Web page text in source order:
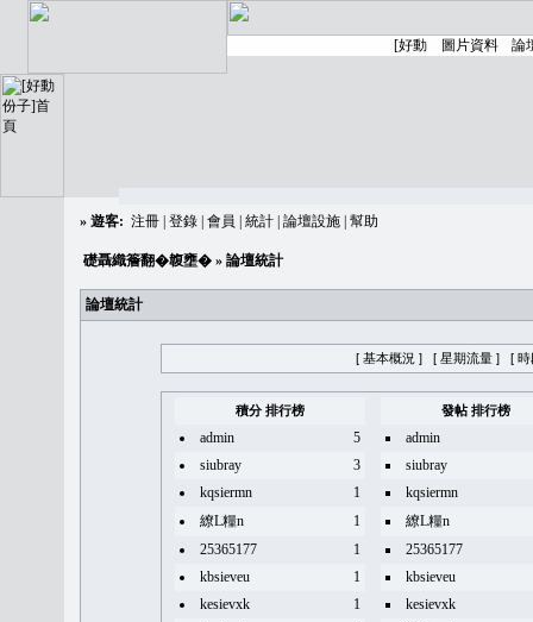
» 遊客: 注冊 登錄 會員 統計 論壇設施 幫助
礎聶織簷翻�䪖壅� » 論壇統計
論壇統計
[ 基本概況 ] [ 星期流量 ] [ 時
積分 排行榜 發帖 排行榜
admin 5
admin
siubray
3
siubray
kqsiermn
1
kqsiermn
繚L糧n
1
繚L糧n
25365177
1
25365177
kbsieveu
1
kbsieveu
kesievxk
1
kesievxk